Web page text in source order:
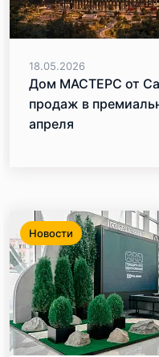
18.05.2026
Дом МАСТЕРС от
продаж в
апреля
Новости